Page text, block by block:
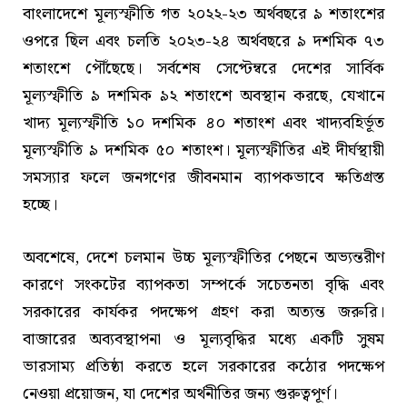
বাংলাদেশে মূল্যস্ফীতি গত ২০২২-২৩ অর্থবছরে ৯ শতাংশের
ওপরে ছিল এবং চলতি ২০২৩-২৪ অর্থবছরে ৯ দশমিক ৭৩
শতাংশে পৌঁছেছে। সর্বশেষ সেপ্টেম্বরে দেশের সার্বিক
মূল্যস্ফীতি ৯ দশমিক ৯২ শতাংশে অবস্থান করছে, যেখানে
খাদ্য মূল্যস্ফীতি ১০ দশমিক ৪০ শতাংশ এবং খাদ্যবহির্ভূত
মূল্যস্ফীতি ৯ দশমিক ৫০ শতাংশ। মূল্যস্ফীতির এই দীর্ঘস্থায়ী
সমস্যার ফলে জনগণের জীবনমান ব্যাপকভাবে ক্ষতিগ্রস্ত
হচ্ছে।
অবশেষে, দেশে চলমান উচ্চ মূল্যস্ফীতির পেছনে অভ্যন্তরীণ
কারণে সংকটের ব্যাপকতা সম্পর্কে সচেতনতা বৃদ্ধি এবং
সরকারের কার্যকর পদক্ষেপ গ্রহণ করা অত্যন্ত জরুরি।
বাজারের অব্যবস্থাপনা ও মূল্যবৃদ্ধির মধ্যে একটি সুষম
ভারসাম্য প্রতিষ্ঠা করতে হলে সরকারের কঠোর পদক্ষেপ
নেওয়া প্রয়োজন, যা দেশের অর্থনীতির জন্য গুরুত্বপূর্ণ।